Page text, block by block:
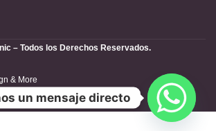
– Todos los Derechos Reservados.
& More
un mensaje directo